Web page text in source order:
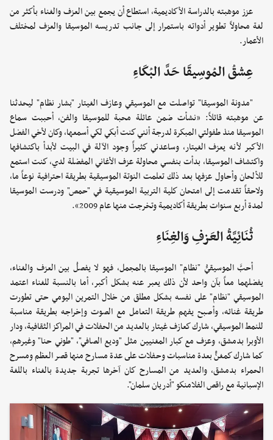
عزز موهبته بالدراسة الأكاديمية، استطاع أن يجمع بين العزف والغناء بأكثر من
لغة محاولاً تطوير أدواته باستمرار إلى جانب تدريسه الموسيقا والعزف لمختلف
الأعمار.
عِشقُ المُوسِيقَا حَدَّ البُكَاءِ
"مدونة الموسيقا" تواصلت مع الموسيقي وعازف الغيتار "بشار نظام" ليحدثنا
عن موهبته قائلاً: «نشأت ضمن عائلة محبة للموسيقا والفن، أحببت سماع
الموسيقا منذ طفولتي المبكرة لدرجة أنني كنت أبكي لكي أسمعها، وكان لأخي الفضل
الأكبر لأنه يعزف الغيتار، وساعدني كثيراً وجود الآلة في البيت لأبدأ باكتشافها
واكتشاف الموسيقا، بدأت بنفسي محاولة عزف الأغاني المفضلة لدي، كنت استمع
للألحان وأحاول عزفها بعد ذلك تعلمت النوتة الموسيقية بطريقة احترافية نوعاً ما،
ولاحقاً تقدمت إلى امتحان كلية التربية الموسيقية في "حمص" ودرست الموسيقا
لمدة أربع سنوات بطريقة أكاديمية وتخرجت منها عام 2009».
ثُنَائِيَّةُ العَزفِ وَالغِنَاءِ
أحبَّ الموسيقيُّ "نظام" الموسيقا بالمجمل، فهو لا يفصلُ بين العزف والغناء،
يفضلهما معاً بآن واحد لأن ذلك يعبر عنه بشكل أكبر، أما بالنسبة للغناء اعتمد
الموسيقي "نظام" على نفسه بشكل مطلق من خلال التمرين اليومي حتى تطورت
طريقة غنائه، وأصبح يفهم طريقة التعامل مع الصوت وإخراجه بطريقة مناسبة
للنمط الموسيقي، شارك كعازف غيتار بالعديد من الحفلات في المراكز الثقافية، ودار
الأوبرا بدمشق، وعزف مع كبار المغنيين مثل "وديع الصافي"، "طوني حنا" وغيرهم،
كما شارك كمغنٍّ بعدة مناسبات وحفلات على عدة مسارح منها قصر العظم ومسرح
الحمراء بدمشق، والعديد من المسارح كان آخرها تجربة جديدة بالغناء باللغة
الإسبانية مع راقص الفلامنكو "أدريان سلمان".